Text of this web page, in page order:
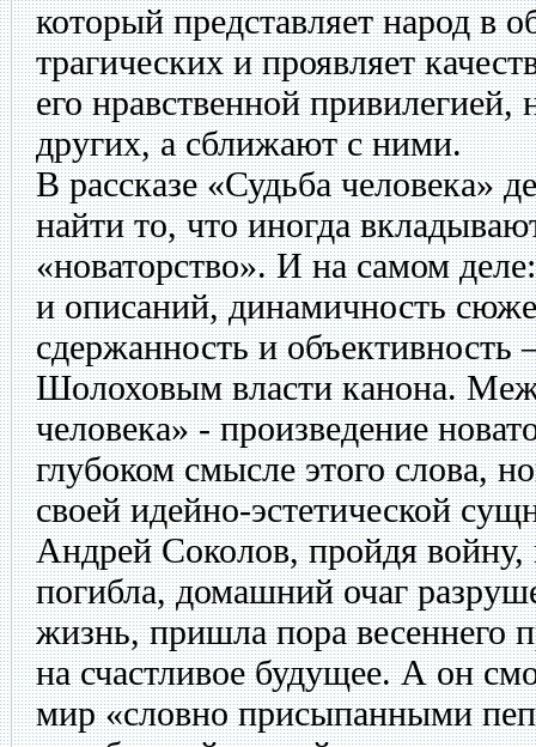
который представляет народ в
трагических и проявляет
его нравственной привилегией,
других, а сближают с ними.
В рассказе «Судьба человека»
найти то, что иногда
«новаторство». И на самом
и описаний, динамичность
сдержанность и объективность
Шолоховым власти канона.
человека» - произведение
глубоком смысле этого слова,
своей идейно-эстетической
Андрей Соколов, пройдя войну,
погибла, домашний очаг
жизнь, пришла пора весеннего
на счастливое будущее. А он
мир «словно присыпанными